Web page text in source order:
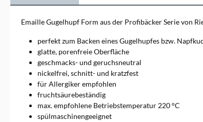
ideal zum gesunden Kochen,
Braten und Backen.
Entdecken Sie in unserem
der schönen und praktischen
Töpfe, Pfannen, Bräter, ... und
erfahren mehr darüber.
Emaille Gugelhupf Form aus der Profibäcker Serie von
perfekt zum Backen eines Gugelhupfes bzw.
glatte, porenfreie Oberfläche
geschmacks- und geruchsneutral
nickelfrei, schnitt- und kratzfest
für Allergiker empfohlen
fruchtsäurebeständig
max. empfohlene Betriebstemperatur 220 °C
spülmaschinengeeignet